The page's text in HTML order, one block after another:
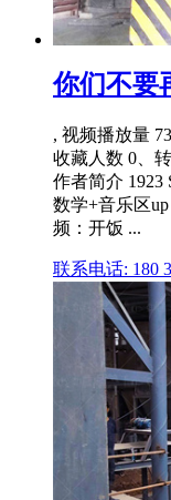
你们不要
, 视频播放量
收藏人数 0、
作者简介 1923
数学+音乐区
频：开饭 ...
联系电话: 180